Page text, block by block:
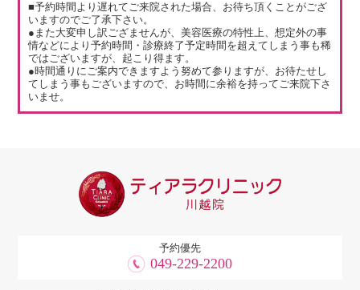
■予約時間より遅れてご来院された場合、お待ち頂くことがござ
いますのでご了承下さい。
●また大変申し訳ござませんが、美容医療の特性上、想定外の事
情などにより予約時間・診療終了予定時間を超えてしまう事も稀
ではございますが、起こり得ます。
●時間通りにご案内できますよう努めて参りますが、お待たせし
てしまう事もございますので、お時間に余裕を持ってご来院下さ
いませ。
予約優先
049-229-2200